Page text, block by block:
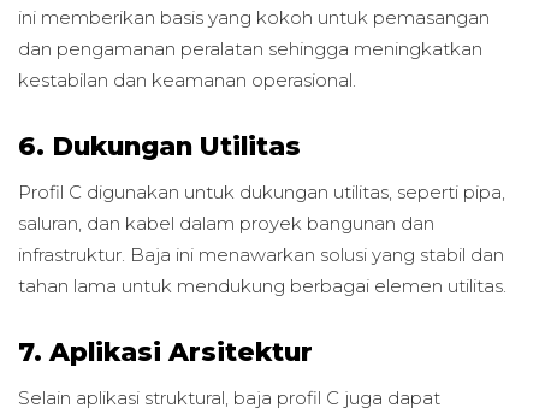
ini memberikan basis yang kokoh untuk pemasangan
dan pengamanan peralatan sehingga meningkatkan
kestabilan dan keamanan operasional.
6. Dukungan Utilitas
Profil C digunakan untuk dukungan utilitas, seperti pipa,
saluran, dan kabel dalam proyek bangunan dan
infrastruktur. Baja ini menawarkan solusi yang stabil dan
tahan lama untuk mendukung berbagai elemen utilitas.
7. Aplikasi Arsitektur
Selain aplikasi struktural, baja profil C juga dapat